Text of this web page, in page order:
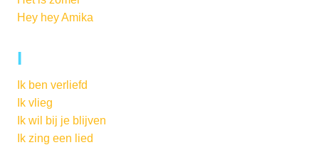
Hey hey Amika
I
Ik ben verliefd
Ik vlieg
Ik wil bij je blijven
Ik zing een lied